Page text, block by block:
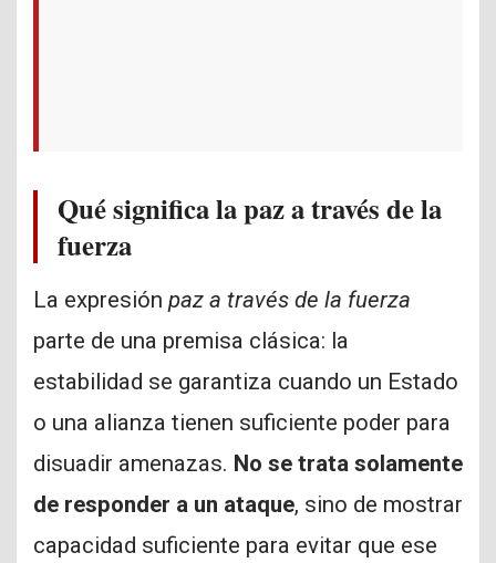
Qué significa la paz a través de la
fuerza
La expresión paz a través de la fuerza
parte de una premisa clásica: la
estabilidad se garantiza cuando un Estado
o una alianza tienen suficiente poder para
disuadir amenazas. No se trata solamente
de responder a un ataque, sino de mostrar
capacidad suficiente para evitar que ese